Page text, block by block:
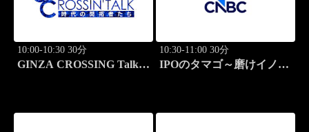
10:00-10:30 30分
GINZA CROSSING Talk
10:30-11:00 30分
IPOのタマゴ～磨けイノベ